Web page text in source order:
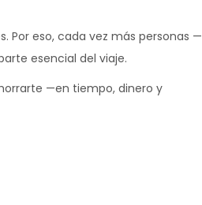
eso, cada vez más personas —
esencial del viaje.
—en tiempo, dinero y